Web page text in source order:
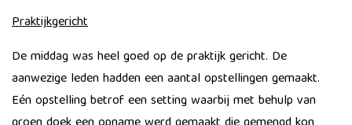
Praktijkgericht
De middag was heel goed op de praktijk gericht. De
aanwezige leden hadden een aantal opstellingen gemaakt.
Eén opstelling betrof een setting waarbij met behulp van